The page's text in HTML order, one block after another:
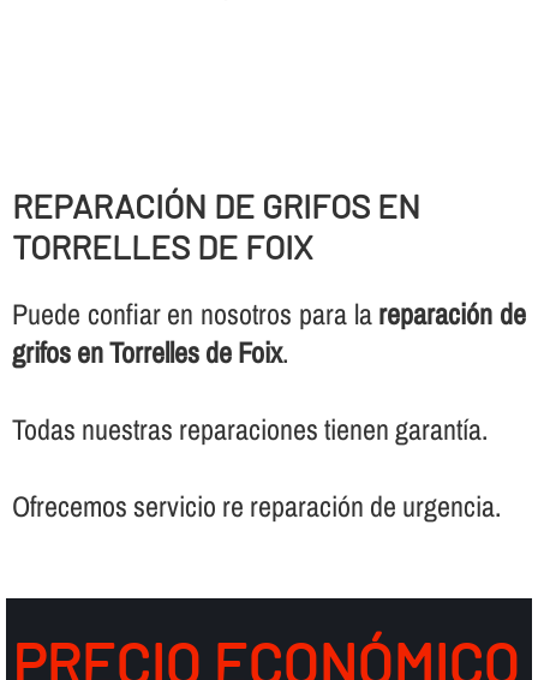
REPARACIÓN DE GRIFOS EN
TORRELLES DE FOIX
Puede confiar en nosotros para lareparación de
grifos en Torrelles de Foix.
Todas nuestras reparaciones tienen garantí­a.
Ofrecemos servicio re reparación de urgencia.
PRECIO ECONÓMICO